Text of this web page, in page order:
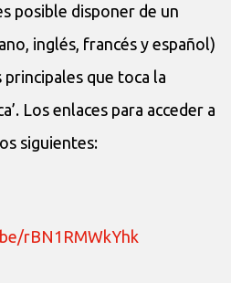
posible disponer de un
inglés, francés y español)
que toca la
Los enlaces para acceder a
siguientes:
rBN1RMWkYhk